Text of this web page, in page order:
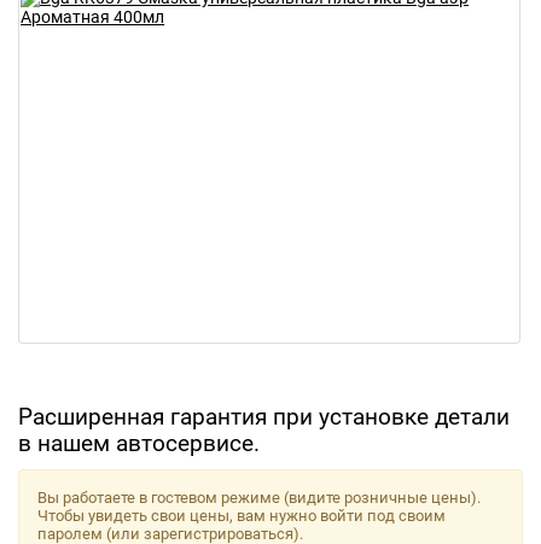
Расширенная гарантия при установке детали
в нашем автосервисе.
Вы работаете в гостевом режиме (видите розничные цены).
Чтобы увидеть свои цены, вам нужно войти под своим
паролем (или зарегистрироваться).